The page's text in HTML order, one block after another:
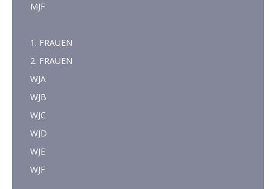
MJF
1. FRAUEN
2. FRAUEN
WJA
WJB
WJC
WJD
WJE
WJF